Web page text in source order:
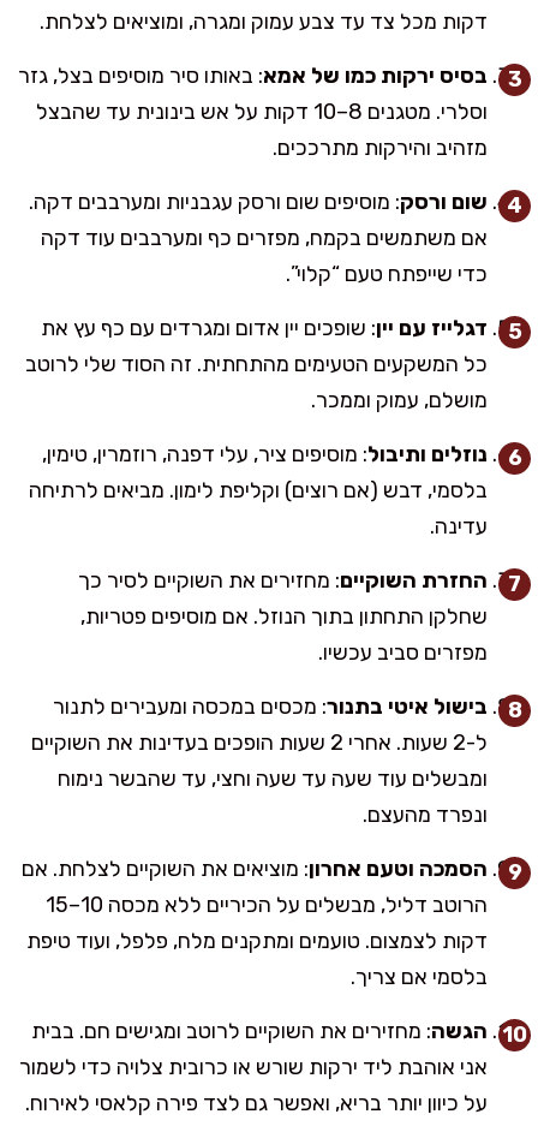
דקות מכל צד עד צבע עמוק ומגרה, ומוציאים לצלחת.
בסיס ירקות כמו של אמא: באותו סיר מוסיפים בצל, גזר
וסלרי. מטגנים 8–10 דקות על אש בינונית עד שהבצל
מזהיב והירקות מתרככים.
שום ורסק: מוסיפים שום ורסק עגבניות ומערבבים דקה.
אם משתמשים בקמח, מפזרים כף ומערבבים עוד דקה
כדי שייפתח טעם “קלוי”.
דגלייז עם יין: שופכים יין אדום ומגרדים עם כף עץ את
כל המשקעים הטעימים מהתחתית. זה הסוד שלי לרוטב
מושלם, עמוק וממכר.
נוזלים ותיבול: מוסיפים ציר, עלי דפנה, רוזמרין, טימין,
בלסמי, דבש (אם רוצים) וקליפת לימון. מביאים לרתיחה
עדינה.
החזרת השוקיים: מחזירים את השוקיים לסיר כך
שחלקן התחתון בתוך הנוזל. אם מוסיפים פטריות,
מפזרים סביב עכשיו.
בישול איטי בתנור: מכסים במכסה ומעבירים לתנור
ל-2 שעות. אחרי 2 שעות הופכים בעדינות את השוקיים
ומבשלים עוד שעה עד שעה וחצי, עד שהבשר נימוח
ונפרד מהעצם.
הסמכה וטעם אחרון: מוציאים את השוקיים לצלחת. אם
הרוטב דליל, מבשלים על הכיריים ללא מכסה 10–15
דקות לצמצום. טועמים ומתקנים מלח, פלפל, ועוד טיפת
בלסמי אם צריך.
הגשה: מחזירים את השוקיים לרוטב ומגישים חם. בבית
אני אוהבת ליד ירקות שורש או כרובית צלויה כדי לשמור
על כיוון יותר בריא, ואפשר גם לצד פירה קלאסי לאירוח.